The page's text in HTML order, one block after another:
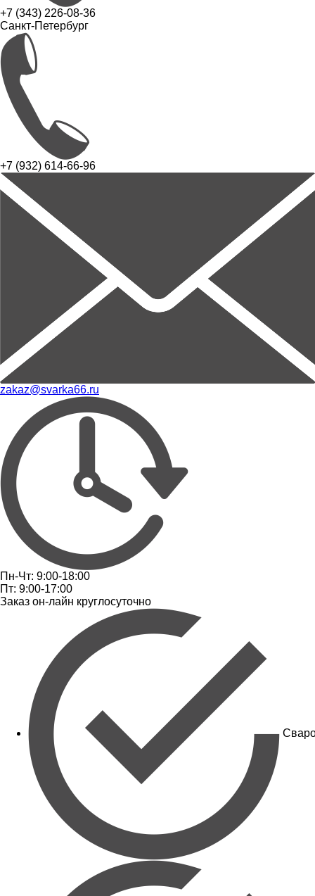
+7 (343) 226-08-36
Санкт-Петербург
+7 (932) 614-66-96
zakaz@svarka66.ru
Пн-Чт: 9:00-18:00
Пт: 9:00-17:00
Заказ он-лайн круглосуточно